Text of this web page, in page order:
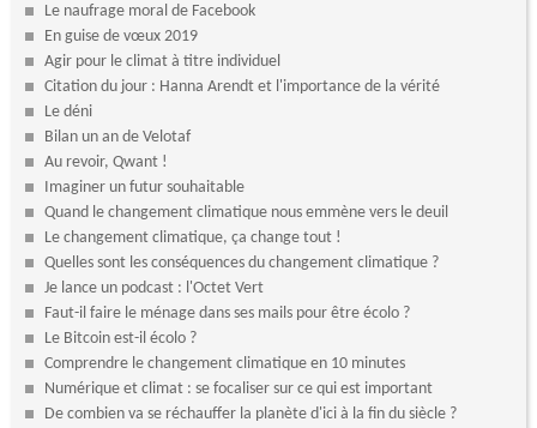
Le naufrage moral de Facebook
En guise de vœux 2019
Agir pour le climat à titre individuel
Citation du jour : Hanna Arendt et l'importance de la vérité
Le déni
Bilan un an de Velotaf
Au revoir, Qwant !
Imaginer un futur souhaitable
Quand le changement climatique nous emmène vers le deuil
Le changement climatique, ça change tout !
Quelles sont les conséquences du changement climatique ?
Je lance un podcast : l'Octet Vert
Faut-il faire le ménage dans ses mails pour être écolo ?
Le Bitcoin est-il écolo ?
Comprendre le changement climatique en 10 minutes
Numérique et climat : se focaliser sur ce qui est important
De combien va se réchauffer la planète d'ici à la fin du siècle ?